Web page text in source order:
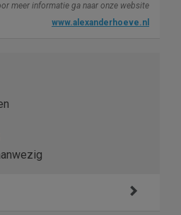
meer informatie ga naar onze website
www.alexanderhoeve.nl